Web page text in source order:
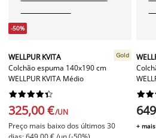
-50%
WELLPUR KVITA
Colchão espuma 140x190 cm
WELLPUR KVITA Médio
Gold






325,00 €/UN
Preço mais baixo dos últimos 30



+